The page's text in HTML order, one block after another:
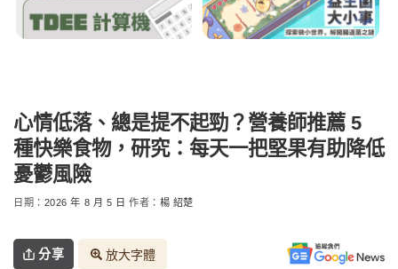
心情低落、總是提不起勁？營養師推薦 5
種快樂食物，研究：每天一把堅果有助降低
憂鬱風險
日期： 2026 年 8 月 5 日 作者： 楊 紹楚
分享 放大字體